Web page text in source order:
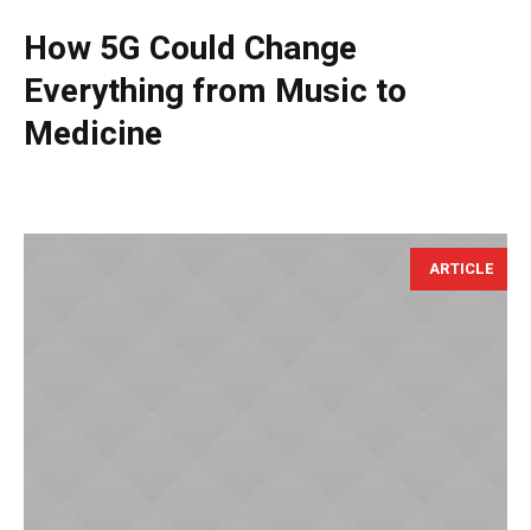
How 5G Could Change
Everything from Music to
Medicine
ARTICLE